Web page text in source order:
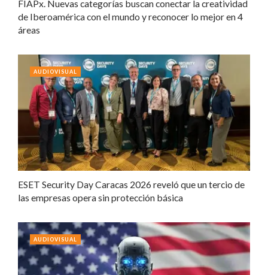
FIAPx. Nuevas categorías buscan conectar la creatividad
de Iberoamérica con el mundo y reconocer lo mejor en 4
áreas
ESET Security Day Caracas 2026 reveló que un tercio de
las empresas opera sin protección básica
AUDIOVISUAL
AUDIOVISUAL